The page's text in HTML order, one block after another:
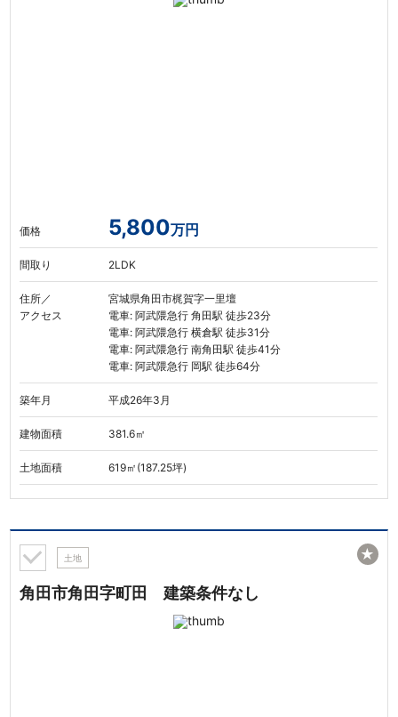
価格 5,800万円
間取り 2LDK
住所／
アクセス
宮城県角田市梶賀字一里壇
電車: 阿武隈急行 角田駅 徒歩23分
電車: 阿武隈急行 横倉駅 徒歩31分
電車: 阿武隈急行 南角田駅 徒歩41分
電車: 阿武隈急行 岡駅 徒歩64分
築年月 平成26年3月
建物面積 381.6㎡
土地面積 619㎡(187.25坪)
土地
角田市角田字町田 建築条件なし
★